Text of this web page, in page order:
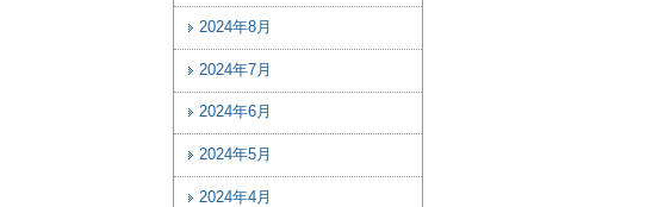
2024年8月
2024年7月
2024年6月
2024年5月
2024年4月